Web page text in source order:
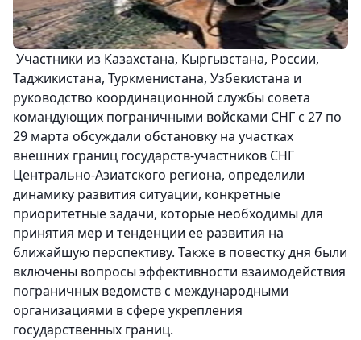
Участники из Казахстана, Кыргызстана, России,
Таджикистана, Туркменистана, Узбекистана и
руководство координационной службы совета
командующих пограничными войсками СНГ с 27 по
29 марта обсуждали обстановку на участках
внешних границ государств-участников СНГ
Центрально-Азиатского региона, определили
динамику развития ситуации, конкретные
приоритетные задачи, которые необходимы для
принятия мер и тенденции ее развития на
ближайшую перспективу. Также в повестку дня были
включены вопросы эффективности взаимодействия
пограничных ведомств с международными
организациями в сфере укрепления
государственных границ.